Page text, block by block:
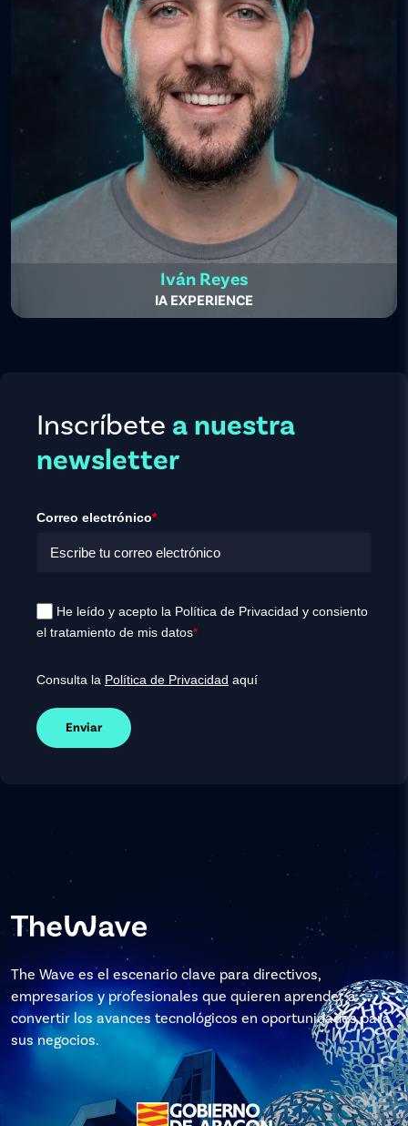
Iván Reyes
IA EXPERIENCE
Inscríbete a nuestra
newsletter
Correo electrónico*
He leído y acepto la Política de Privacidad y consiento
el tratamiento de mis datos*
Consulta la Política de Privacidad aquí
Enviar
The Wave es el escenario clave para directivos,
empresarios y profesionales que quieren aprender a
convertir los avances tecnológicos en oportunidades para
sus negocios.